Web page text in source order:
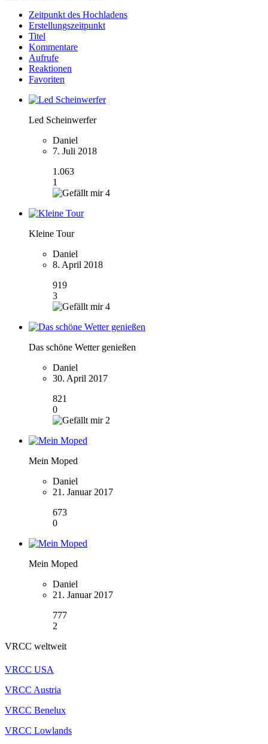
Zeitpunkt des Hochladens
Erstellungszeitpunkt
Titel
Kommentare
Aufrufe
Reaktionen
Favoriten
Led Scheinwerfer
Daniel
7. Juli 2018
1.063
1
4
Kleine Tour
Daniel
8. April 2018
919
3
4
Das schöne Wetter genießen
Daniel
30. April 2017
821
0
2
Mein Moped
Daniel
21. Januar 2017
673
0
Mein Moped
Daniel
21. Januar 2017
777
2
VRCC weltweit
VRCC USA
VRCC Austria
VRCC Benelux
VRCC Lowlands